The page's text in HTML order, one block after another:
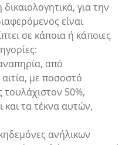
για την
είναι
σε κάποια ή κάποιες
από
με ποσοστό
τουλάχιστον 50%,
και τα τέκνα αυτών,
ανήλικων